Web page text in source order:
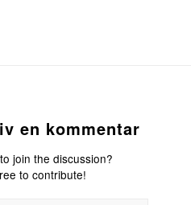
en kommentar
join the discussion?
to contribute!